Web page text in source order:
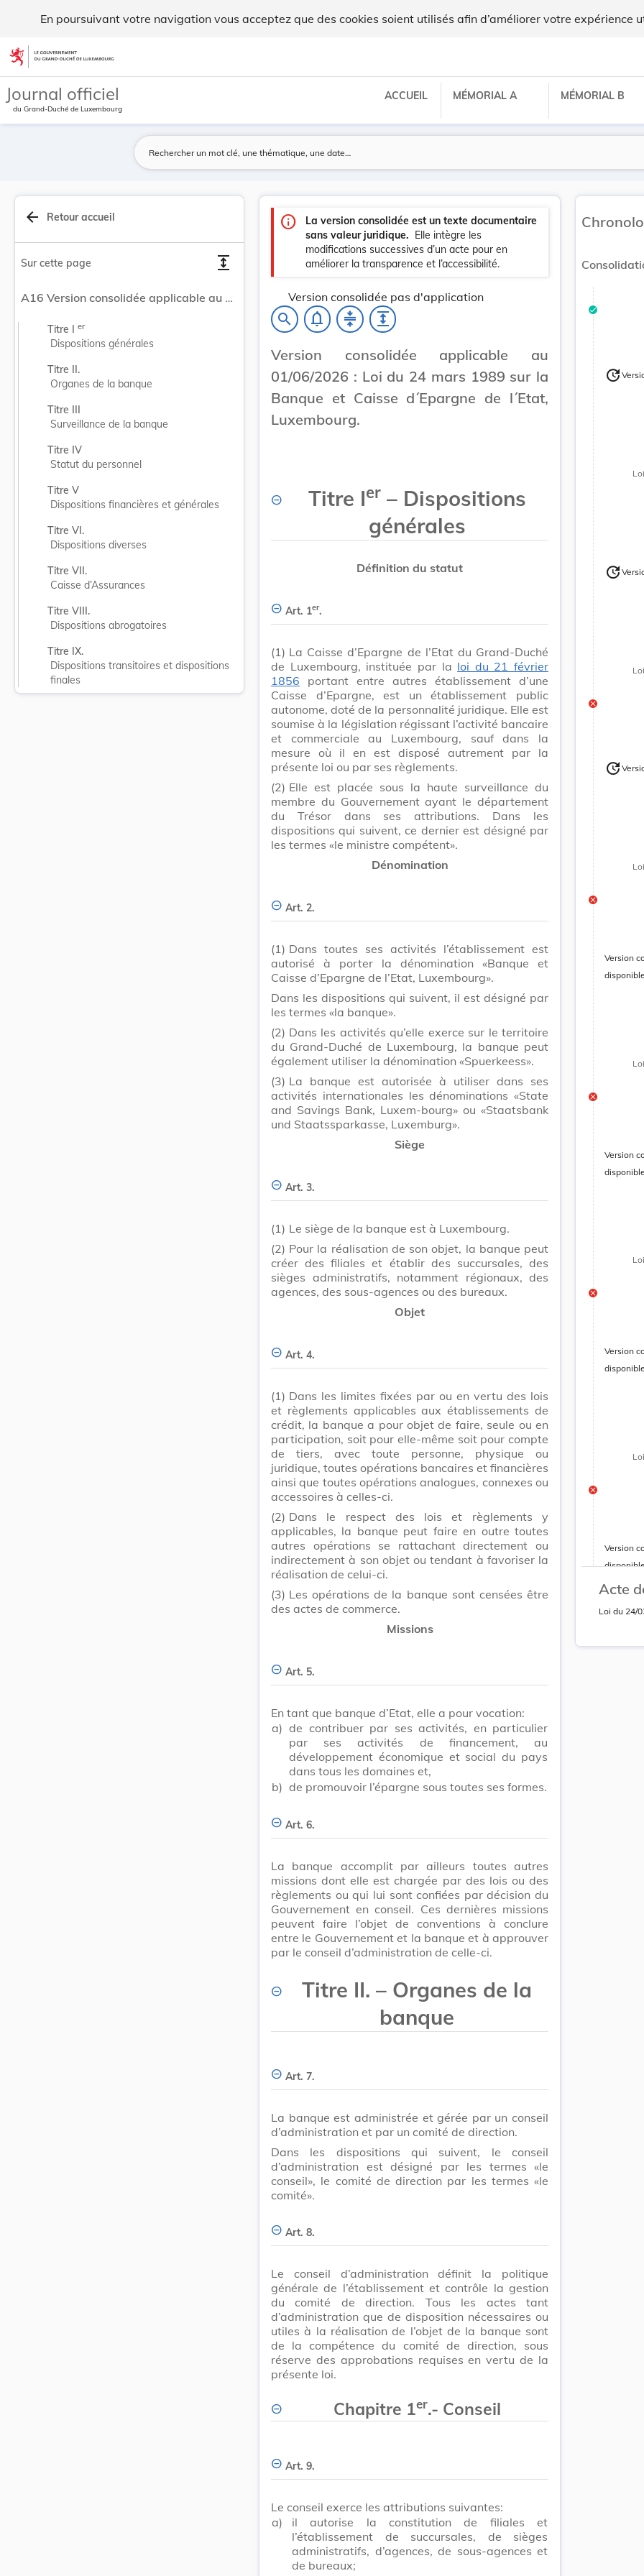
En poursuivant votre navigation vous acceptez que des cookies soient utilisés afin d’améliorer votre expérience
Aller au contenu
Journal officiel
du Grand-Duché de Luxembourg
ACCUEIL MÉMORIAL A MÉMORIAL B
arrow_back Retour accueil
Sur cette page expand
A16 Version consolidée applicable au 01/06/2026 : Loi du 24 mars 1989 sur la Banque et Caisse d'Epargne de l´Etat, Luxembourg.
Titre I er
Dispositions générales
Titre II.
Organes de la banque
Titre III
Surveillance de la banque
Titre IV
Statut du personnel
Titre V
Dispositions financières et générales
Titre VI.
Dispositions diverses
Titre VII.
Caisse d’Assurances
Titre VIII.
Dispositions abrogatoires
Titre IX.
Dispositions transitoires et dispositions
finales
info
La version consolidée est un texte documentaire
sans valeur juridique. Elle intègre les
modifications successives d’un acte pour en
améliorer la transparence et l’accessibilité.
Version consolidée pas d'application
search notifications_none compress expand
Version consolidée applicable au
01/06/2026 : Loi du 24 mars 1989 sur la
Banque et Caisse d´Epargne de l´Etat,
Luxembourg.
Titre Ier– Dispositions
générales
Définition du statut
Art. 1er.
(1) La Caisse d’Epargne de l’Etat du Grand-Duché
de Luxembourg, instituée par la loi du 21 février
1856 portant entre autres établissement d’une
Caisse d’Epargne, est un établissement public
autonome, doté de la personnalité juridique. Elle est
soumise à la législation régissant l’activité bancaire
et commerciale au Luxembourg, sauf dans la
mesure où il en est disposé autrement par la
présente loi ou par ses règlements.
(2) Elle est placée sous la haute surveillance du
membre du Gouvernement ayant le département
du Trésor dans ses attributions. Dans les
dispositions qui suivent, ce dernier est désigné par
les termes «le ministre compétent».
Dénomination
Art. 2.
(1) Dans toutes ses activités l’établissement est
autorisé à porter la dénomination «Banque et
Caisse d’Epargne de l’Etat, Luxembourg».
Dans les dispositions qui suivent, il est désigné par
les termes «la banque».
(2) Dans les activités qu’elle exerce sur le territoire
du Grand-Duché de Luxembourg, la banque peut
également utiliser la dénomination «Spuerkeess».
(3) La banque est autorisée à utiliser dans ses
activités internationales les dénominations «State
and Savings Bank, Luxem-bourg» ou «Staatsbank
und Staatssparkasse, Luxemburg».
Siège
Art. 3.
(1) Le siège de la banque est à Luxembourg.
(2) Pour la réalisation de son objet, la banque peut
créer des filiales et établir des succursales, des
sièges administratifs, notamment régionaux, des
agences, des sous-agences ou des bureaux.
Objet
Art. 4.
(1) Dans les limites fixées par ou en vertu des lois
et règlements applicables aux établissements de
crédit, la banque a pour objet de faire, seule ou en
participation, soit pour elle-même soit pour compte
de tiers, avec toute personne, physique ou
juridique, toutes opérations bancaires et financières
ainsi que toutes opérations analogues, connexes ou
accessoires à celles-ci.
(2) Dans le respect des lois et règlements y
applicables, la banque peut faire en outre toutes
autres opérations se rattachant directement ou
indirectement à son objet ou tendant à favoriser la
réalisation de celui-ci.
(3) Les opérations de la banque sont censées être
des actes de commerce.
Missions
Art. 5.
En tant que banque d’Etat, elle a pour vocation:
a) de contribuer par ses activités, en particulier
par ses activités de financement, au
développement économique et social du pays
dans tous les domaines et,
b) de promouvoir l’épargne sous toutes ses formes.
Art. 6.
La banque accomplit par ailleurs toutes autres
missions dont elle est chargée par des lois ou des
règlements ou qui lui sont confiées par décision du
Gouvernement en conseil. Ces dernières missions
peuvent faire l’objet de conventions à conclure
entre le Gouvernement et la banque et à approuver
par le conseil d’administration de celle-ci.
Titre II. – Organes de la
banque
Art. 7.
La banque est administrée et gérée par un conseil
d’administration et par un comité de direction.
Dans les dispositions qui suivent, le conseil
d’administration est désigné par les termes «le
conseil», le comité de direction par les termes «le
comité».
Art. 8.
Le conseil d’administration définit la politique
générale de l’établissement et contrôle la gestion
du comité de direction. Tous les actes tant
d’administration que de disposition nécessaires ou
utiles à la réalisation de l’objet de la banque sont
de la compétence du comité de direction, sous
réserve des approbations requises en vertu de la
présente loi.
Chapitre 1er.- Conseil
Art. 9.
Le conseil exerce les attributions suivantes:
a)
il autorise la constitution de filiales et
l’établissement de succursales, de sièges
administratifs, d’agences, de sous-agences et
de bureaux;
update
update
update
Version
disponible
Version
disponible
Version
disponible
Version
Acte
Loi du 24/